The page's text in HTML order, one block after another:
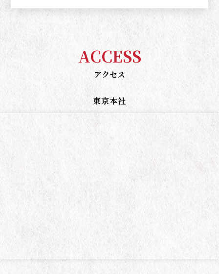
ACCESS
アクセス
東京本社